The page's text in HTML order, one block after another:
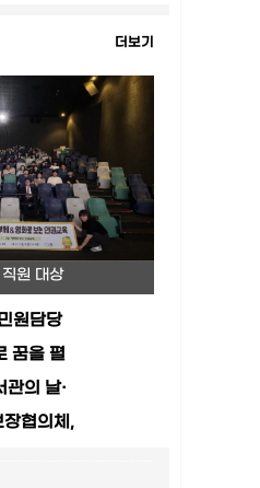
더보기
직원 대상
원담당
꿈을 펼
관의 날·
협의체,